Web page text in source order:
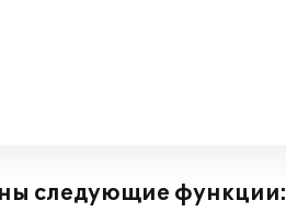
следующие функции: